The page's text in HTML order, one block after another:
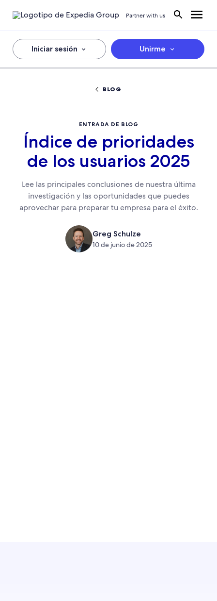
Partner with us
Iniciar sesión Unirme
BLOG
ENTRADA DE BLOG
Índice de prioridades
de los usuarios 2025
Lee las principales conclusiones de nuestra última
investigación y las oportunidades que puedes
aprovechar para preparar tu empresa para el éxito.
Greg Schulze
10 de junio de 2025